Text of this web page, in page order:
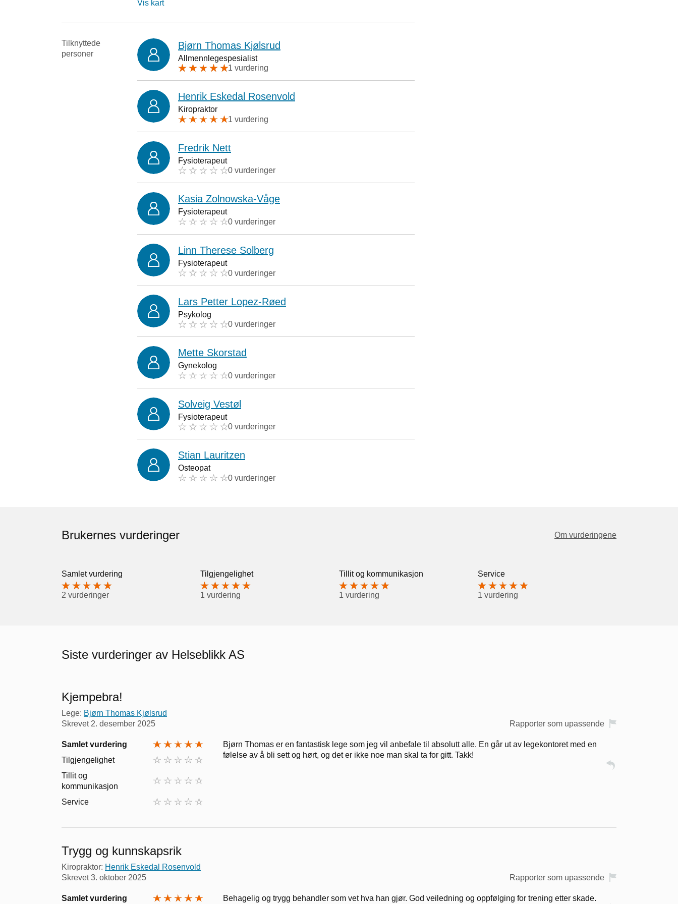
Vis kart
Tilknyttede
personer
Bjørn Thomas Kjølsrud
Allmennlegespesialist
1 vurdering
Henrik Eskedal Rosenvold
Kiropraktor
1 vurdering
Fredrik Nett
Fysioterapeut
0 vurderinger
Kasia Zolnowska-Våge
Fysioterapeut
0 vurderinger
Linn Therese Solberg
Fysioterapeut
0 vurderinger
Lars Petter Lopez-Røed
Psykolog
0 vurderinger
Mette Skorstad
Gynekolog
0 vurderinger
Solveig Vestøl
Fysioterapeut
0 vurderinger
Stian Lauritzen
Osteopat
0 vurderinger
Brukernes vurderinger Om vurderingene
Samlet vurdering
2 vurderinger
Tilgjengelighet
1 vurdering
Tillit og kommunikasjon
1 vurdering
Service
1 vurdering
Siste vurderinger av Helseblikk AS
Kjempebra!
Lege: Bjørn Thomas Kjølsrud
Skrevet 2. desember 2025 Rapporter som upassende
Samlet vurdering
Tilgjengelighet
Tillit og
kommunikasjon
Service
Bjørn Thomas er en fantastisk lege som jeg vil anbefale til absolutt alle. En går ut av legekontoret med en
følelse av å bli sett og hørt, og det er ikke noe man skal ta for gitt. Takk!
Trygg og kunnskapsrik
Kiropraktor: Henrik Eskedal Rosenvold
Skrevet3. oktober 2025 Rapporter som upassende
Samlet vurdering
Behagelig og trygg behandler som vet hva han gjør. God veiledning og oppfølging for trening etter skade.